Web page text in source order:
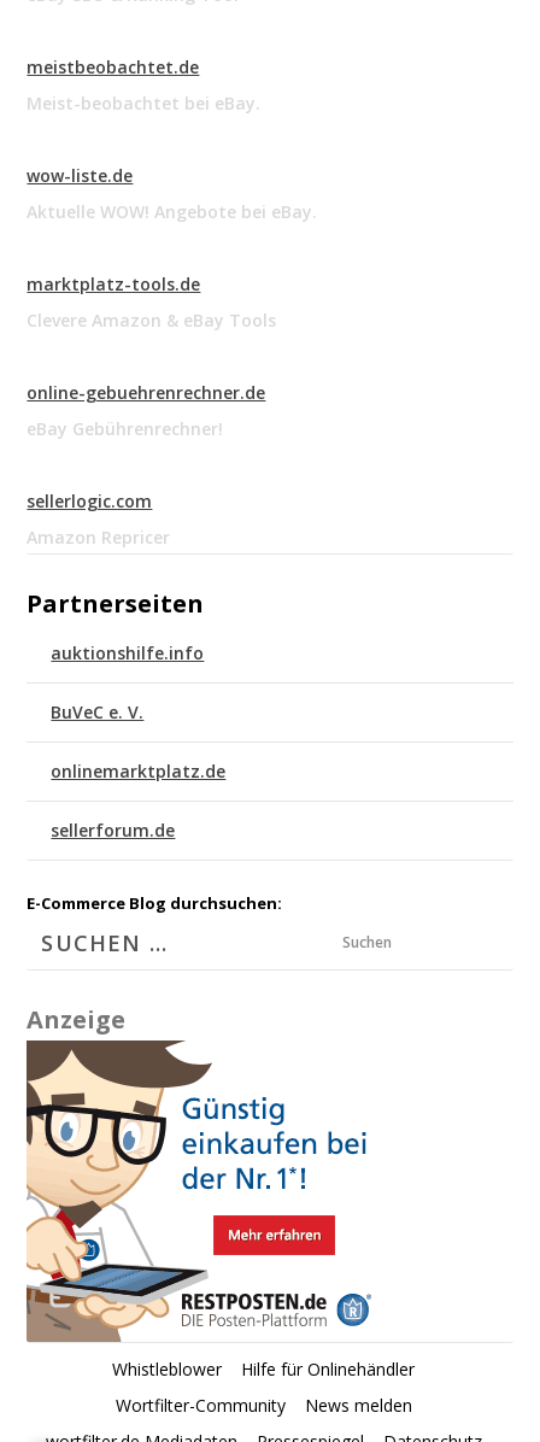
meistbeobachtet.de
Meist-beobachtet bei eBay.
wow-liste.de
Aktuelle WOW! Angebote bei eBay.
marktplatz-tools.de
Clevere Amazon & eBay Tools
online-gebuehrenrechner.de
eBay Gebührenrechner!
sellerlogic.com
Amazon Repricer
Partnerseiten
auktionshilfe.info
BuVeC e. V.
onlinemarktplatz.de
sellerforum.de
E-Commerce Blog durchsuchen:
Suchen
Anzeige
Whistleblower
Hilfe für Onlinehändler
Wortfilter-Community
News melden